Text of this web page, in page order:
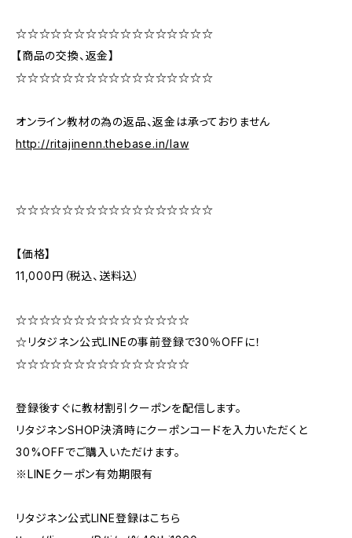
☆☆☆☆☆☆☆☆☆☆☆☆☆☆☆☆☆
【商品の交換、返金】
☆☆☆☆☆☆☆☆☆☆☆☆☆☆☆☆☆
オンライン教材の為の返品、返金は承っておりません
http://ritajinenn.thebase.in/law
☆☆☆☆☆☆☆☆☆☆☆☆☆☆☆☆☆
【価格】
11,000円（税込、送料込）
☆☆☆☆☆☆☆☆☆☆☆☆☆☆☆
☆リタジネン公式LINEの事前登録で30％OFFに！
☆☆☆☆☆☆☆☆☆☆☆☆☆☆☆
登録後すぐに教材割引クーポンを配信します。
リタジネンSHOP決済時にクーポンコードを入力いただくと
30%OFFでご購入いただけます。
※LINEクーポン有効期限有
リタジネン公式LINE登録はこちら